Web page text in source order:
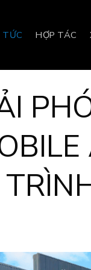
TỨC HỢP TÁC